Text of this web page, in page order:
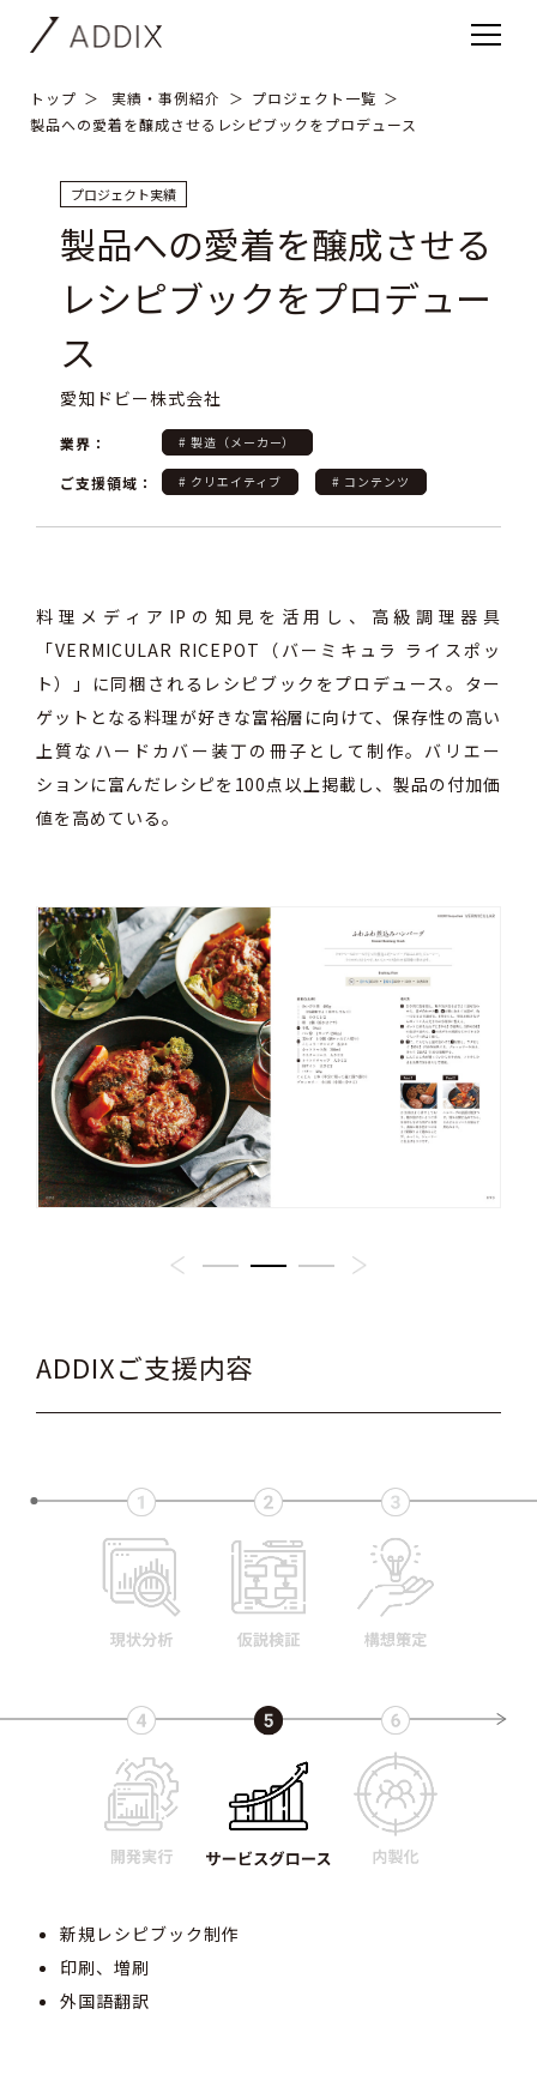
トップ 実績・事例紹介
プロジェクト一覧
製品への愛着を醸成させるレシピブックをプロデュース
プロジェクト実績
製品への愛着を醸成させる
レシピブックをプロデュー
ス
愛知ドビー株式会社
業界： # 製造（メーカー）
ご支援領域： # クリエイティブ # コンテンツ
料理メディアIPの知見を活用し、高級調理器具
「VERMICULAR RICEPOT（バーミキュラ ライスポッ
ト）」に同梱されるレシピブックをプロデュース。ター
ゲットとなる料理が好きな富裕層に向けて、保存性の高い
上質なハードカバー装丁の冊子として制作。バリエー
ションに富んだレシピを100点以上掲載し、製品の付加価
値を高めている。
ADDIXご支援内容
新規レシピブック制作
印刷、増刷
外国語翻訳